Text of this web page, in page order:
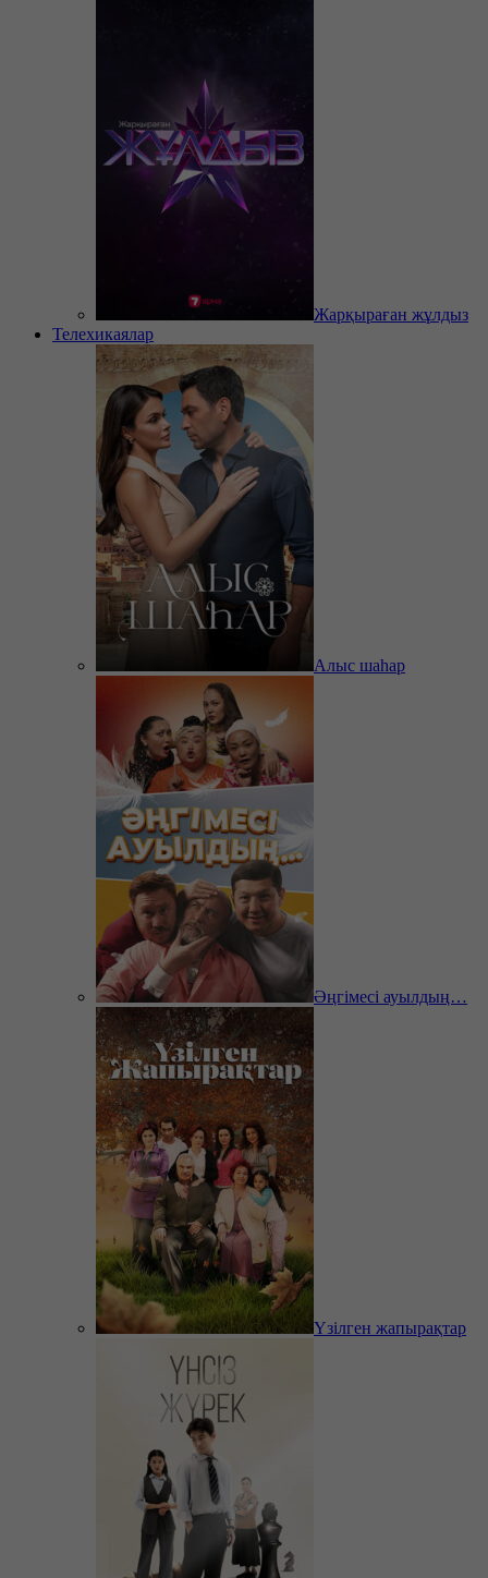
Жарқыраған жұлдыз
Телехикаялар
Алыс шаһар
Әңгімесі ауылдың…
Үзілген жапырақтар